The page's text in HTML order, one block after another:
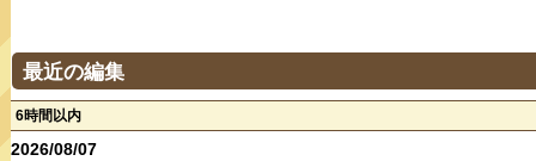
最近の編集
6時間以内
2026/08/07